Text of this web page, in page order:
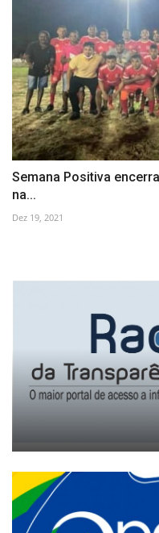
Semana Positiva
na...
Dez 19, 2021